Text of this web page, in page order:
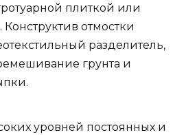
плиткой или
отмостки
разделитель,
грунта и
уровней постоянных и